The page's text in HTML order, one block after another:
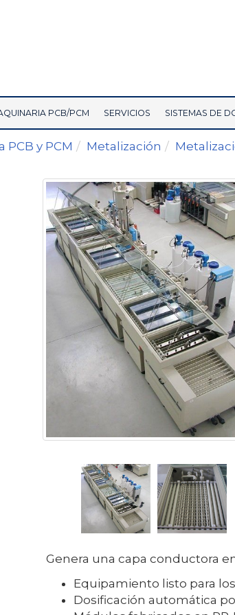
PCB/PCM SERVICIOS SISTEMAS DE
PCB y PCM Metalización
Genera una capa conductora
Equipamiento listo para
Dosificación automática